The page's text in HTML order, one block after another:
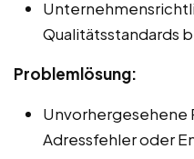
Qualitätsstandards
Problemlösung:
Unvorhergesehene
Adressfehler oder